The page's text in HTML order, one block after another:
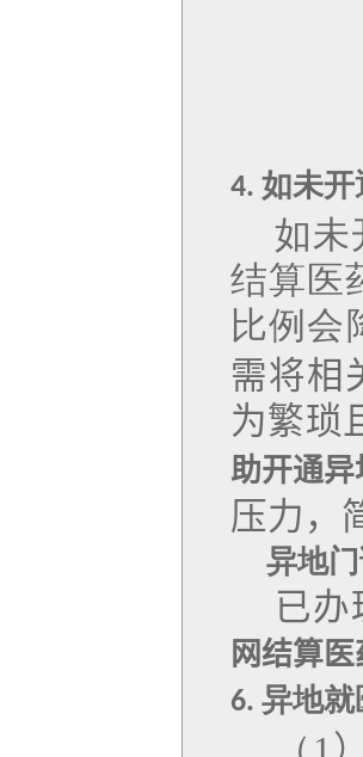
4. 如未开
如未
结算医
比例会
需将相
为繁琐
助开通
压力，
异地
已办
网结算
6. 异地就
（